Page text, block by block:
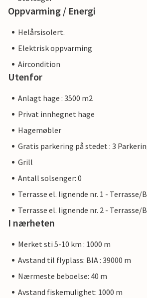
Oppvarming / Energi
Helårsisolert.
Elektrisk oppvarming
Aircondition
Utenfor
Anlagt hage : 3500 m2
Privat innhegnet hage
Hagemøbler
Gratis parkering på stedet : 3
Grill
Antall solsenger: 0
Terrasse el. lignende nr. 1 - Terrasse/
Terrasse el. lignende nr. 2 - Terrasse/
I nærheten
Merket sti 5-10 km : 1000 m
Avstand til flyplass: BIA : 39000 m
Nærmeste beboelse: 40 m
Avstand fiskemulighet: 1000 m